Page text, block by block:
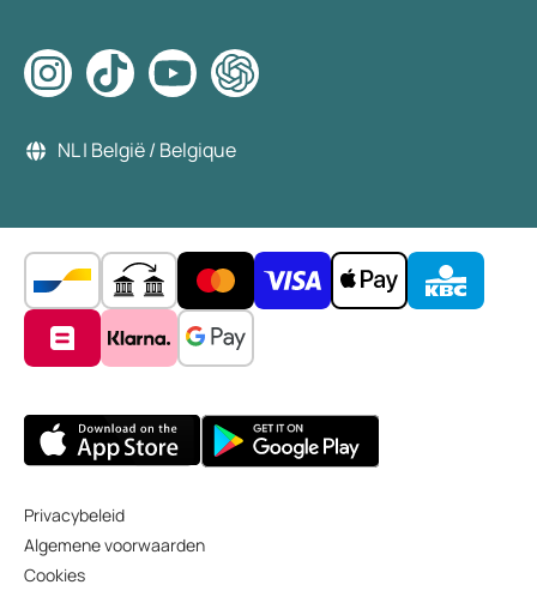
NL | België / Belgique
Privacybeleid
Algemene voorwaarden
Cookies